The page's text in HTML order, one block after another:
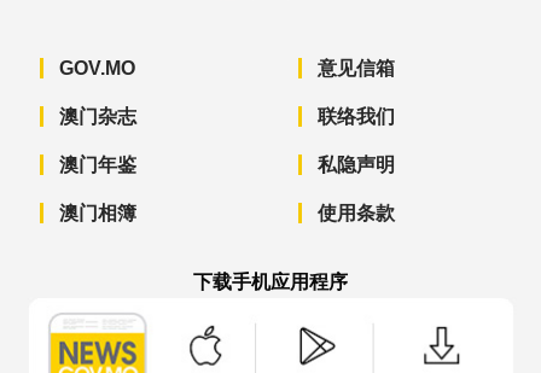
GOV.MO
澳门杂志
澳门年鉴
澳门相簿
意见信箱
联络我们
私隐声明
使用条款
下载手机应用程序